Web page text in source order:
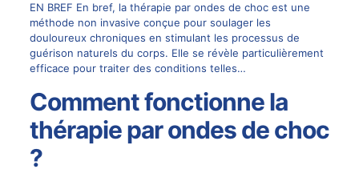
EN BREF En bref, la thérapie par ondes de choc est une
méthode non invasive conçue pour soulager les
douloureux chroniques en stimulant les processus de
guérison naturels du corps. Elle se révèle particulièrement
efficace pour traiter des conditions telles…
Comment fonctionne la
thérapie par ondes de choc
?